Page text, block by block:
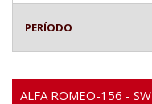
PERÍODO
ALFA ROMEO-156 - SW